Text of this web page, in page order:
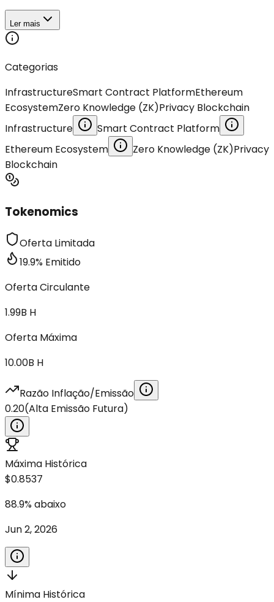
Ler mais
Categorias
InfrastructureSmart Contract PlatformEthereum
EcosystemZero Knowledge (ZK)Privacy Blockchain
Infrastructure
Smart Contract Platform
Ethereum Ecosystem
Zero Knowledge (ZK)Privacy
Blockchain
Tokenomics
Oferta Limitada
19.9% Emitido
Oferta Circulante
1.99B H
Oferta Máxima
10.00B H
Razão Inflação/Emissão
0.20(Alta Emissão Futura)
Máxima Histórica
$0.8537
88.9% abaixo
Jun 2, 2026
Mínima Histórica